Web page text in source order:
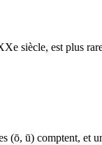
siècle, est plus
ū) comptent, et